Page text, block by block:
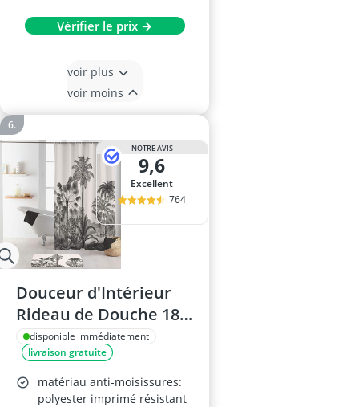
Vérifier le prix →
voir plus
voir moins
NOTRE AVIS
9,6
Excellent
764
Douceur d'Intérieur
Rideau de Douche 180
x 200 cm
disponible immédiatement
livraison gratuite
matériau anti-moisissures:
polyester imprimé résistant